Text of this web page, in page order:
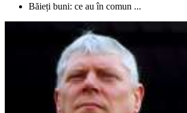
Băieți buni: ce au în comun ...